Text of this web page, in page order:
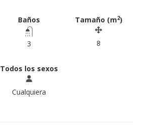
Baños
3
Tamaño (m2)
8
Todos los sexos
Cualquiera